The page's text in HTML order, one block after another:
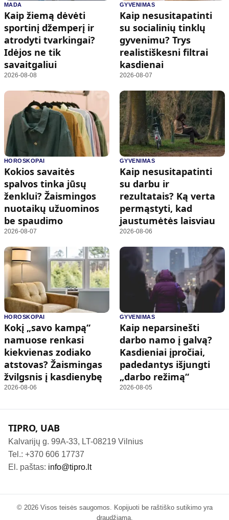
MADA
Kaip žiemą dėvėti
sportinį džemperį ir
atrodyti tvarkingai?
Idėjos ne tik
savaitgaliui
2026-08-08
GYVENIMAS
Kaip nesusitapatinti
su socialinių tinklų
gyvenimu? Trys
realistiškesni filtrai
kasdienai
2026-08-07
HOROSKOPAI
Kokios savaitės
spalvos tinka jūsų
ženklui? Žaismingos
nuotaikų užuominos
be spaudimo
2026-08-07
GYVENIMAS
Kaip nesusitapatinti
su darbu ir
rezultatais? Ką verta
permąstyti, kad
jaustumėtės laisviau
2026-08-06
HOROSKOPAI
Kokį „savo kampą“
namuose renkasi
kiekvienas zodiako
atstovas? Žaismingas
žvilgsnis į kasdienybę
2026-08-06
GYVENIMAS
Kaip neparsinešti
darbo namo į galvą?
Kasdieniai įpročiai,
padedantys išjungti
„darbo režimą“
2026-08-05
TIPRO, UAB
Kalvarijų g. 99A-33, LT-08219 Vilnius
Tel.: +370 606 17737
El. paštas: info@tipro.lt
© 2026 Visos teisės saugomos. Kopijuoti be raštiško sutikimo yra
draudžiama.